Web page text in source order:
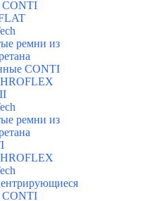
CONTI
ремни из
CONTI
ремни из
CONTI